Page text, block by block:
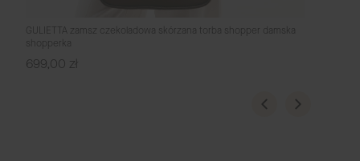
GULIETTA zamsz czekoladowa skórzana torba shopper damska
shopperka
Cena
699,00 zł